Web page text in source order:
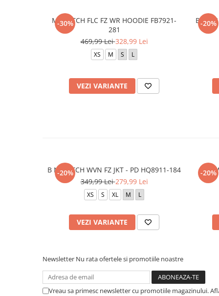
-30%
M NK TCH FLC FZ WR HOODIE FB7921-
281
469,99 Lei328,99 Lei
XS M S L
VEZI VARIANTE
-20%
B
-20%
B NSW TCH WVN FZ JKT - PD HQ8911-184
349,99 Lei279,99 Lei
XS S XL M L
VEZI VARIANTE
-20%
B
Newsletter Nu rata ofertele si promotiile noastre
Vreau sa primesc newsletter cu promotiile magazinului.